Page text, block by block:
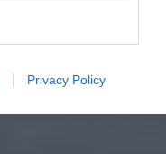
Privacy Policy